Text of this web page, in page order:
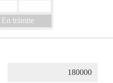
En trámite